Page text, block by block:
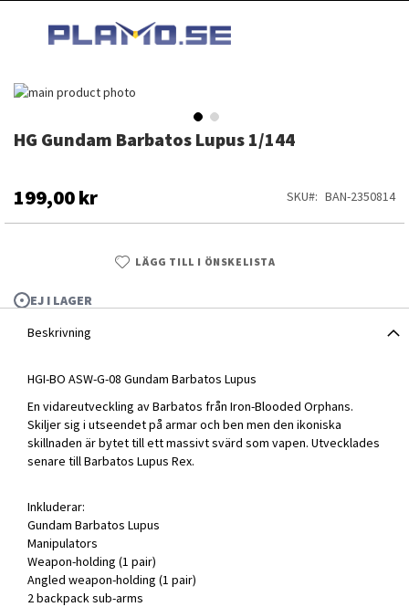
INNEHÅLLET
HG Gundam Barbatos Lupus 1/144
199,00 kr SKU BAN-2350814
LÄGG TILL I ÖNSKELISTA
EJ I LAGER
Hoppa
av
HG Gundam Barbatos Lupus 1/144
Hoppa
av
bildgalleriet
Beskrivning
HGI-BO ASW-G-08 Gundam Barbatos Lupus
En vidareutveckling av Barbatos från Iron-Blooded Orphans.
Skiljer sig i utseendet på armar och ben men den ikoniska
skillnaden är bytet till ett massivt svärd som vapen. Utvecklades
senare till Barbatos Lupus Rex.
Inkluderar:
Gundam Barbatos Lupus
Manipulators
Weapon-holding (1 pair)
Angled weapon-holding (1 pair)
2 backpack sub-arms